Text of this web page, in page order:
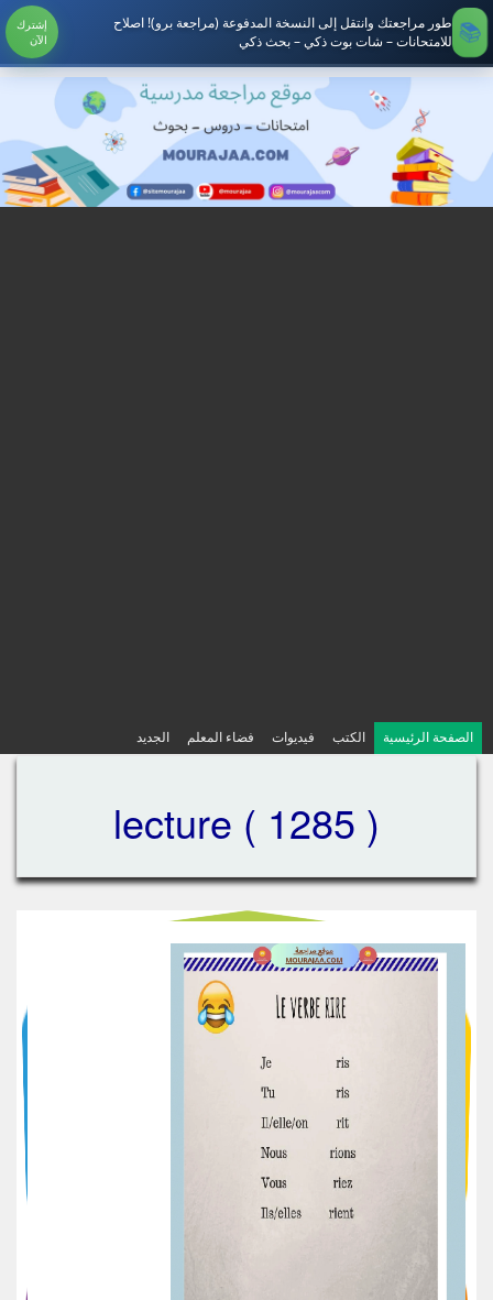
طور مراجعتك وانتقل إلى النسخة المدفوعة (مراجعة برو)! اصلاح
للامتحانات – شات بوت ذكي – بحث ذكي
إشترك
الآن
الصفحة الرئيسية الكتب فيديوات فضاء المعلم الجديد
lecture ( 1285 )